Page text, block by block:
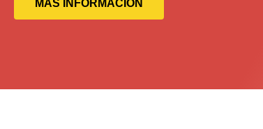
MÁS INFORMACIÓN